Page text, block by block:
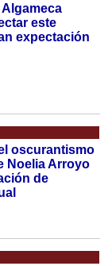
este
expectación
oscurantismo
Noelia Arroyo
de